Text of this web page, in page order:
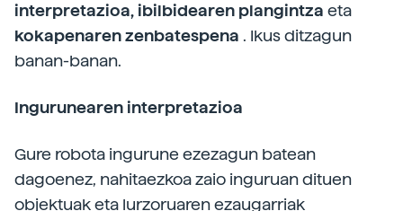
interpretazioa, ibilbidearen plangintza eta
kokapenaren zenbatespena . Ikus ditzagun
banan-banan.
Ingurunearen interpretazioa
Gure robota ingurune ezezagun batean
dagoenez, nahitaezkoa zaio inguruan dituen
objektuak eta lurzoruaren ezaugarriak